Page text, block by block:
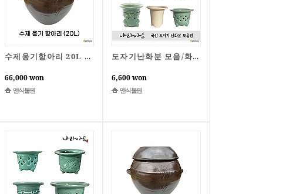
수제옹기항아리 20L 김치독 쌀독 소금 된장 고추장 나라아트
66,000 won
앤식물원
도자기난화분 모음/화분/난화분/도자기화분/풍란/난자재/앤식물원
6,600 won
앤식물원